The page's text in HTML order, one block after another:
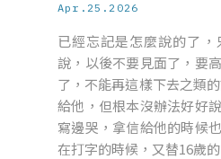
Apr.25.2026
已經忘記是怎麼說的了
說，以後不要見面了，要
了，不能再這樣下去之類
給他，但根本沒辦法好好
寫邊哭，拿信給他的時候
在打字的時候，又替16歲